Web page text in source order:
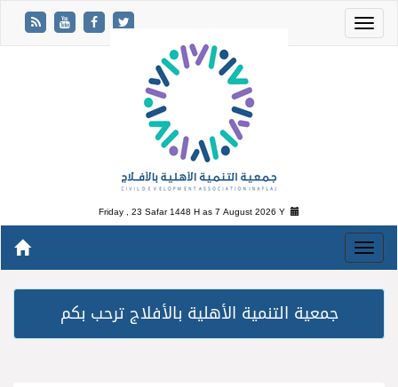
Friday , 23 Safar 1448 H as7 August 2026 Y
جمعية التنمية الأهلية بالأفلاج ترحب بكم